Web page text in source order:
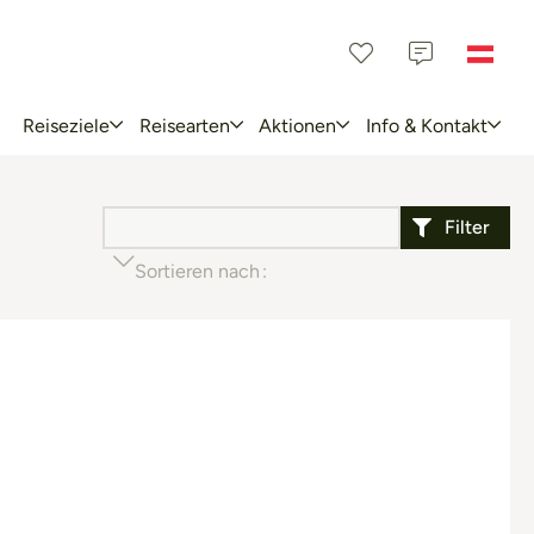
Reiseziele Reisearten Aktionen Info & Kontakt
Filter
Sortieren nach